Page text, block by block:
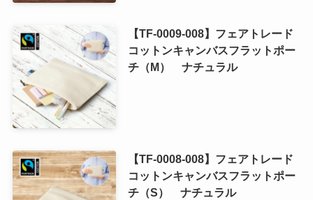
【TF-0009-008】フェアトレード
コットンキャンバスフラットポー
チ（M） ナチュラル
【TF-0008-008】フェアトレード
コットンキャンバスフラットポー
チ（S） ナチュラル